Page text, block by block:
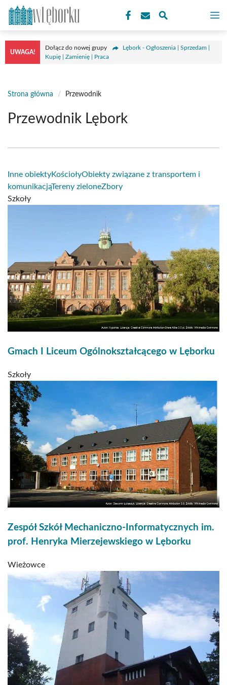
Przejdź
treści
UWAGA!
Dołącz do nowej grupy
Lębork - Ogłoszenia | Sprzedam |
Kupię | Zamienię | Praca
Strona główna / Przewodnik
Przewodnik Lębork
Inne obiektyKościołyObiekty związane z transportem i
komunikacjąTereny zieloneZbory
Szkoły
Gmach I Liceum Ogólnokształcącego w Lęborku
Szkoły
Zespół Szkół Mechaniczno-Informatycznych im.
prof. Henryka Mierzejewskiego w Lęborku
Wieżowce